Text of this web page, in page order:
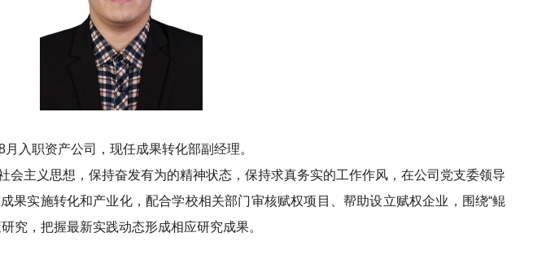
入职资产公司，现任成果转化部副经理。
会主义思想，保持奋发有为的精神状态，保持求真务实的工作作风，在公司党支委领导
果实施转化和产业化，配合学校相关部门审核赋权项目、帮助设立赋权企业，围绕“鲲
究，把握最新实践动态形成相应研究成果。